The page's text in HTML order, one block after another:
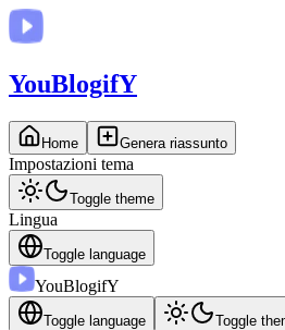
YouBlogifY
Home Genera riassunto
Impostazioni tema
Toggle theme
Lingua
Toggle language
YouBlogifY
Toggle language Toggle